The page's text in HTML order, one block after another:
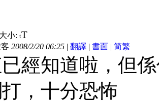
小: tT
2008/2/20 06:25 | 翻譯 | 書面 | 简繁
經知道啦，但
，十分恐怖